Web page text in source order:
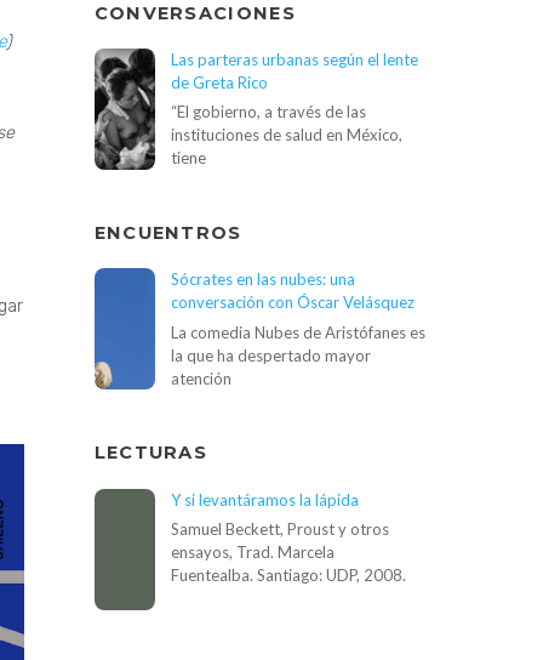
)
CONVERSACIONES
Las parteras urbanas según el lente
de Greta Rico
“El gobierno, a través de las
instituciones de salud en México,
tiene
ENCUENTROS
Sócrates en las nubes: una
conversación con Óscar Velásquez
La comedia Nubes de Aristófanes es
la que ha despertado mayor
atención
LECTURAS
Y si levantáramos la lápida
Samuel Beckett, Proust y otros
ensayos, Trad. Marcela
Fuentealba. Santiago: UDP, 2008.